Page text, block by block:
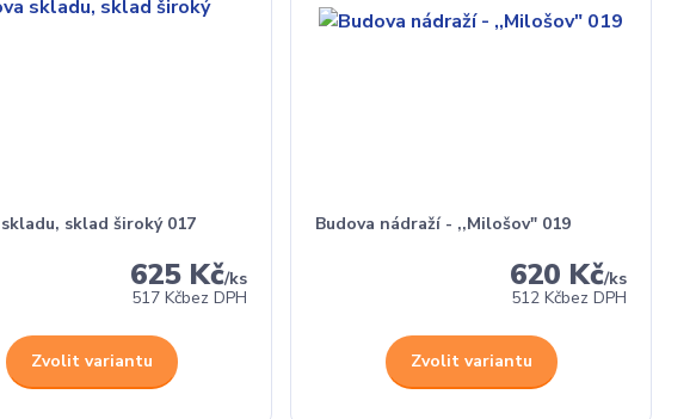
sklad široký 017
625 Kč/ks
517 Kčbez DPH
Zvolit variantu
Budova nádraží - ,,Milošov" 019
620 Kč/ks
512 Kčbez DPH
Zvolit variantu